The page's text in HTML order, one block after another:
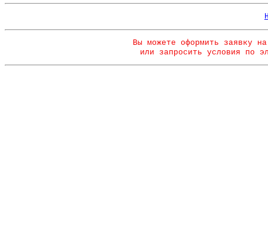
Вы можете оформить заявку
или запросить условия по